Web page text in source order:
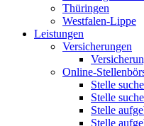
Thüringen
Westfalen-Lippe
Leistungen
Versicherungen
Online-
Stelle
Stelle
Stelle
Stelle